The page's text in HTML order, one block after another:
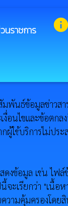
นราชการ
ยินดีต้อนรับสู่เว็
พันธ์ข้อมูลข่าวส
งื่อนไขและข้อต
ใช้บริการไม่ปร
แสดงข้อมูล เช่น
จะเรียกว่า "เนื้อห
วามคุ้มครองโด